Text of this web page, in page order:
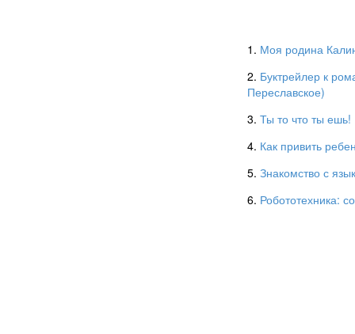
1. Моя родина
2. Буктрейлер к
Переславское)
3. Ты то что ты
4. Как привить
5. Знакомство с
6. Робототехника: